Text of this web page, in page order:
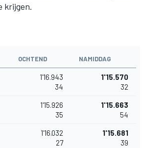
krijgen.
OCHTEND NAMIDDAG
1'16.943
34
1'15.570
32
1'15.926
35
1'15.663
54
1'16.032
27
1'15.681
39